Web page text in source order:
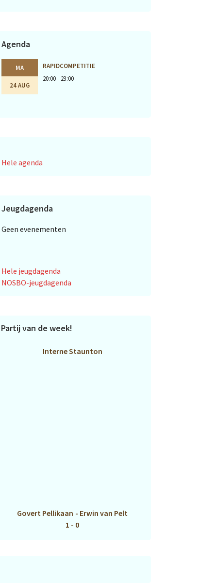
Agenda
MA
24 AUG
RAPIDCOMPETITIE
20:00 - 23:00
Hele agenda
Jeugdagenda
Geen evenementen
Hele jeugdagenda
NOSBO-jeugdagenda
Partij van de week!
Interne Staunton
Govert Pellikaan - Erwin van Pelt
1 - 0